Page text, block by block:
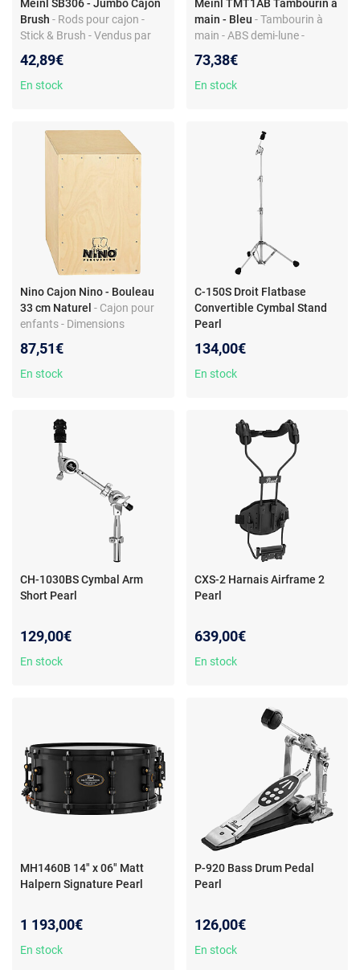
Meinl SB306 - Jumbo Cajon
Brush - Rods pour cajon -
Stick & Brush - Vendus par
Allemagne
42,89€
En stock
Meinl TMT1AB Tambourin à
main - Bleu - Tambourin à
main - ABS demi-lune -
Ergonomique
73,38€
En stock
Nino Cajon Nino - Bouleau
33 cm Naturel - Cajon pour
enfants - Dimensions
Coins réglables - Bouleau
naturel
87,51€
En stock
C-150S Droit Flatbase
Convertible Cymbal Stand
Pearl
134,00€
En stock
CH-1030BS Cymbal Arm
Short Pearl
129,00€
En stock
CXS-2 Harnais Airframe 2
Pearl
639,00€
En stock
MH1460B 14" x 06" Matt
Halpern Signature Pearl
1 193,00€
En stock
P-920 Bass Drum Pedal
Pearl
126,00€
En stock